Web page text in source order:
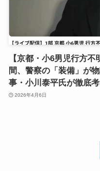
【京都・小6男児行方
間、警察の「装備」が
事・小川泰平氏が徹底
2026年4月6日